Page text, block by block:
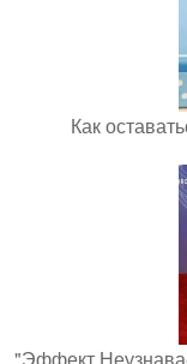
Как
"Эффект